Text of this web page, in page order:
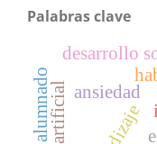
Palabras clave
ansiedad
desarrollo
ex alumnado